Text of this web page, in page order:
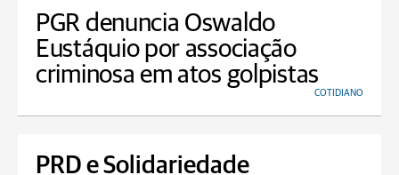
PGR denuncia Oswaldo
Eustáquio por associação
criminosa em atos golpistas
COTIDIANO
PRD e Solidariedade